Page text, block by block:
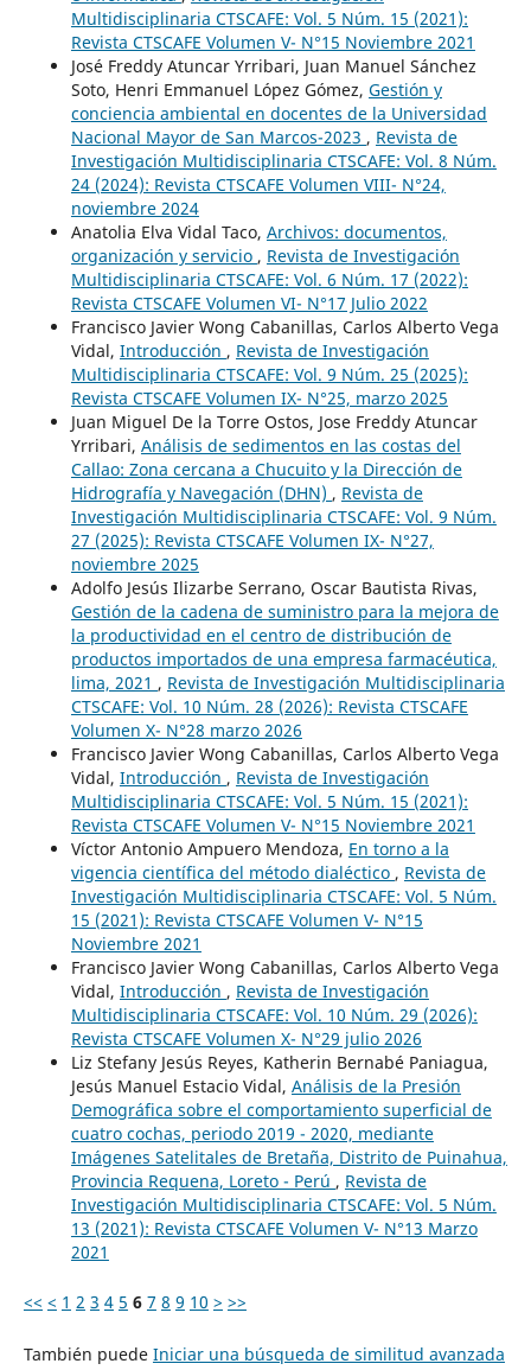
Multidisciplinaria CTSCAFE: Vol. 5 Núm. 15 (2021):
Revista CTSCAFE Volumen V- N°15 Noviembre 2021
José Freddy Atuncar Yrribari, Juan Manuel Sánchez
Soto, Henri Emmanuel López Gómez, Gestión y
conciencia ambiental en docentes de la Universidad
Nacional Mayor de San Marcos-2023 , Revista de
Investigación Multidisciplinaria CTSCAFE: Vol. 8 Núm.
24 (2024): Revista CTSCAFE Volumen VIII- N°24,
noviembre 2024
Anatolia Elva Vidal Taco, Archivos: documentos,
organización y servicio , Revista de Investigación
Multidisciplinaria CTSCAFE: Vol. 6 Núm. 17 (2022):
Revista CTSCAFE Volumen VI- N°17 Julio 2022
Francisco Javier Wong Cabanillas, Carlos Alberto Vega
Vidal, Introducción , Revista de Investigación
Multidisciplinaria CTSCAFE: Vol. 9 Núm. 25 (2025):
Revista CTSCAFE Volumen IX- N°25, marzo 2025
Juan Miguel De la Torre Ostos, Jose Freddy Atuncar
Yrribari, Análisis de sedimentos en las costas del
Callao: Zona cercana a Chucuito y la Dirección de
Hidrografía y Navegación (DHN) , Revista de
Investigación Multidisciplinaria CTSCAFE: Vol. 9 Núm.
27 (2025): Revista CTSCAFE Volumen IX- N°27,
noviembre 2025
Adolfo Jesús Ilizarbe Serrano, Oscar Bautista Rivas,
Gestión de la cadena de suministro para la mejora de
la productividad en el centro de distribución de
productos importados de una empresa farmacéutica,
lima, 2021 , Revista de Investigación Multidisciplinaria
CTSCAFE: Vol. 10 Núm. 28 (2026): Revista CTSCAFE
Volumen X- N°28 marzo 2026
Francisco Javier Wong Cabanillas, Carlos Alberto Vega
Vidal, Introducción , Revista de Investigación
Multidisciplinaria CTSCAFE: Vol. 5 Núm. 15 (2021):
Revista CTSCAFE Volumen V- N°15 Noviembre 2021
Víctor Antonio Ampuero Mendoza, En torno a la
vigencia científica del método dialéctico , Revista de
Investigación Multidisciplinaria CTSCAFE: Vol. 5 Núm.
15 (2021): Revista CTSCAFE Volumen V- N°15
Noviembre 2021
Francisco Javier Wong Cabanillas, Carlos Alberto Vega
Vidal, Introducción , Revista de Investigación
Multidisciplinaria CTSCAFE: Vol. 10 Núm. 29 (2026):
Revista CTSCAFE Volumen X- N°29 julio 2026
Liz Stefany Jesús Reyes, Katherin Bernabé Paniagua,
Jesús Manuel Estacio Vidal, Análisis de la Presión
Demográfica sobre el comportamiento superficial de
cuatro cochas, periodo 2019 - 2020, mediante
Imágenes Satelitales de Bretaña, Distrito de Puinahua,
Provincia Requena, Loreto - Perú , Revista de
Investigación Multidisciplinaria CTSCAFE: Vol. 5 Núm.
13 (2021): Revista CTSCAFE Volumen V- N°13 Marzo
2021
<< < 1 2 3 4 5 6 7 8 9 10 > >>
También puede Iniciar una búsqueda de similitud avanzada